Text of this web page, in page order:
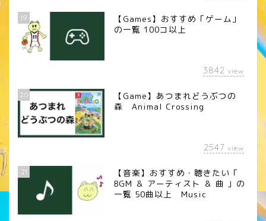
19
【Games】おすすめ「ゲーム」
の一覧 100コ以上
3842 view
20
【Game】あつまれどうぶつの
森 Animal Crossing
2547 view
21
【音楽】おすすめ・聴きたい「
BGM ＆ アーティスト ＆ 曲 」の
一覧 50曲以上 Music